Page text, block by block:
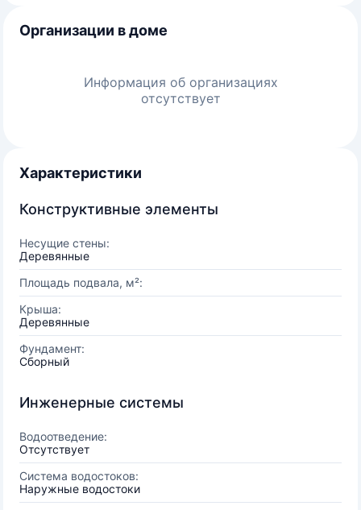
Организации в доме
Информация об организациях
отсутствует
Характеристики
Конструктивные элементы
Несущие стены:
Деревянные
Площадь подвала, м²:
Крыша:
Деревянные
Фундамент:
Сборный
Инженерные системы
Водоотведение:
Отсутствует
Система водостоков:
Наружные водостоки